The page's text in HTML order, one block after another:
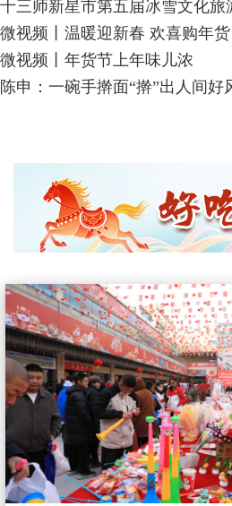
十三师新星市第五届冰雪文化旅
微视频丨温暖迎新春 欢喜购年货
微视频丨年货节上年味儿浓
陈申：一碗手擀面“擀”出人间好